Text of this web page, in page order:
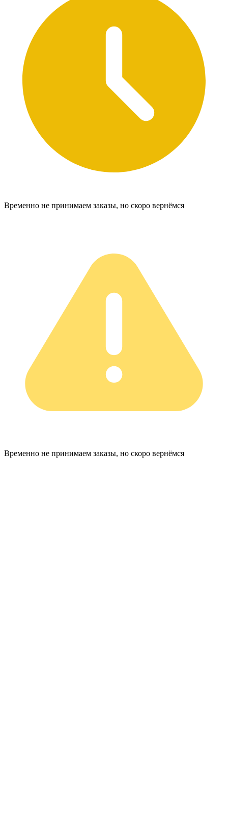
Временно не принимаем заказы, но скоро вернёмся
Временно не принимаем заказы, но скоро вернёмся